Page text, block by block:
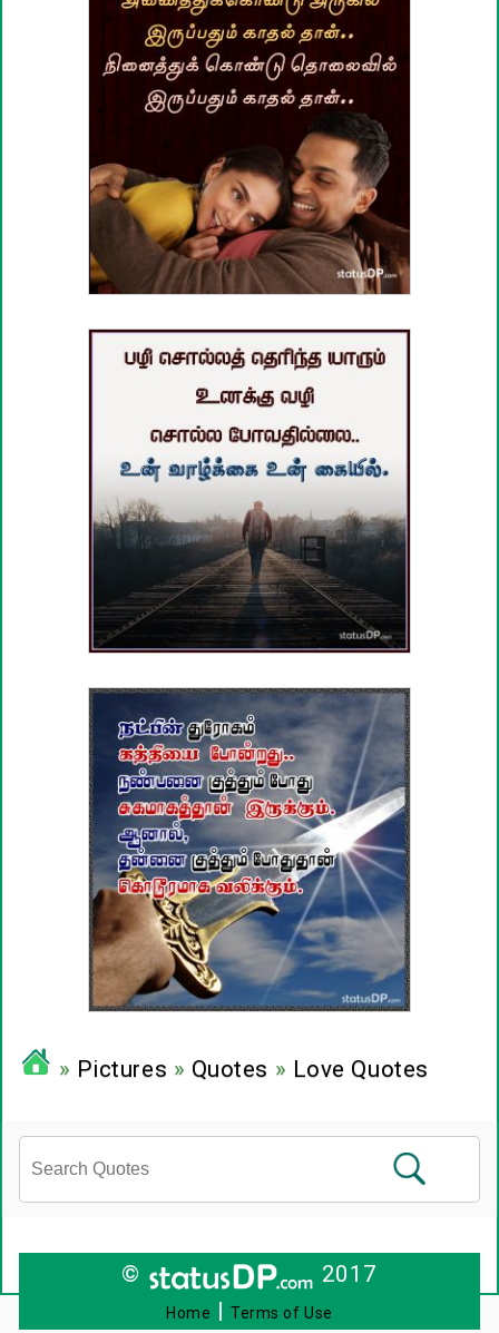
» Pictures » Quotes » Love Quotes
© 2017
Home |Terms of Use